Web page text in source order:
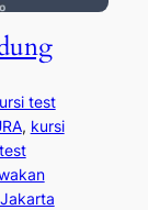
test
, kursi